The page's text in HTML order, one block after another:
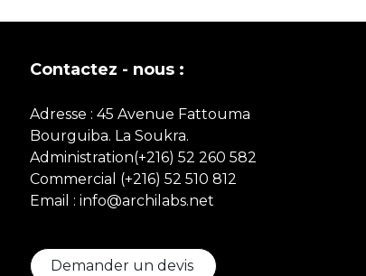
Contactez - nous :
Adresse : 45 Avenue Fattouma
Bourguiba. La Soukra.
Administration(+216) 52 260 582
Commercial (+216) 52 510 812
Email : info@archilabs.net
Demander un devis